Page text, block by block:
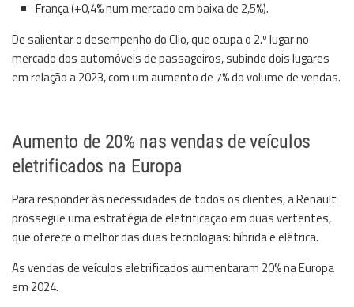
França (+0,4% num mercado em baixa de 2,5%).
De salientar o desempenho do Clio, que ocupa o 2.º lugar no
mercado dos automóveis de passageiros, subindo dois lugares
em relação a 2023, com um aumento de 7% do volume de vendas.
Aumento de 20% nas vendas de veículos
eletrificados na Europa
Para responder às necessidades de todos os clientes, a Renault
prossegue uma estratégia de eletrificação em duas vertentes,
que oferece o melhor das duas tecnologias: híbrida e elétrica.
As vendas de veículos eletrificados aumentaram 20% na Europa
em 2024.